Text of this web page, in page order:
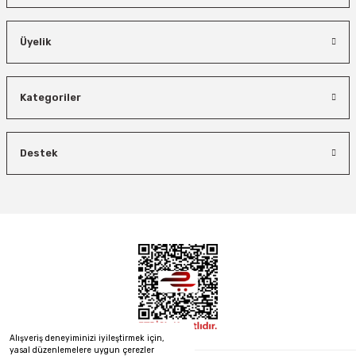
Alışveriş deneyiminizi iyileştirmek için,
yasal düzenlemelere uygun çerezler
Bosch Ölçme
Ücretsiz Nakliye
26.847,00 TL
21.746,07 TL
Bosch El Aletleri
450,00 TL
Üyelik
Kategoriler
Destek